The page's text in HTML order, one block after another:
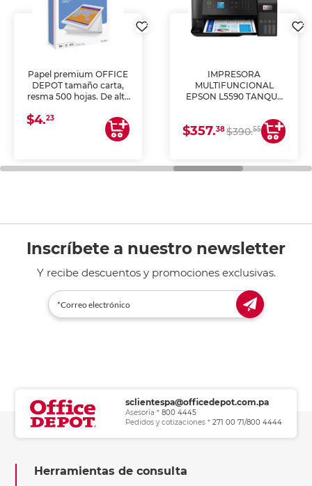
Papel premium OFFICE
DEPOT tamaño carta,
resma 500 hojas. De alta
uniforme, ideal para
impresoras de inyección
de tinta y láser,
general de oficina.
$4.23
IMPRESORA
MULTIFUNCIONAL
EPSON L5590 TANQUE
COPIA Y ESCANEA)
$357.38$390.55
Inscríbete a nuestro newsletter
Y recibe descuentos y promociones exclusivas.
sclientespa@officedepot.com.pa
Asesoría * 800 4445
Pedidos y cotizaciones * 271 00 71/800 4444
Herramientas de consulta